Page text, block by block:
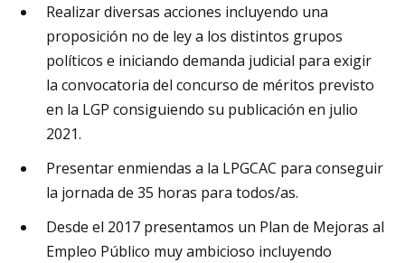
Realizar diversas acciones incluyendo una
proposición no de ley a los distintos grupos
políticos e iniciando demanda judicial para exigir
la convocatoria del concurso de méritos previsto
en la LGP consiguiendo su publicación en julio
2021.
Presentar enmiendas a la LPGCAC para conseguir
la jornada de 35 horas para todos/as.
Desde el 2017 presentamos un Plan de Mejoras al
Empleo Público muy ambicioso incluyendo